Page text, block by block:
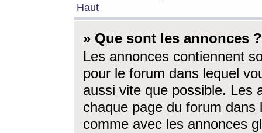
Haut
» Que sont les annonces ?
Les annonces contiennent
pour le forum dans lequel
aussi vite que possible. Les
chaque page du forum dans
comme avec les annonces